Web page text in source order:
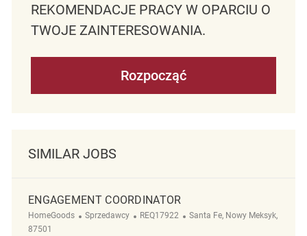
REKOMENDACJE PRACY W OPARCIU O
TWOJE ZAINTERESOWANIA.
Rozpocząć
SIMILAR JOBS
ENGAGEMENT COORDINATOR
HomeGoods Kategoria
Sprzedawcy ReqId
REQ17922 Lokalizacja
Santa Fe, Nowy Meksyk,
87501